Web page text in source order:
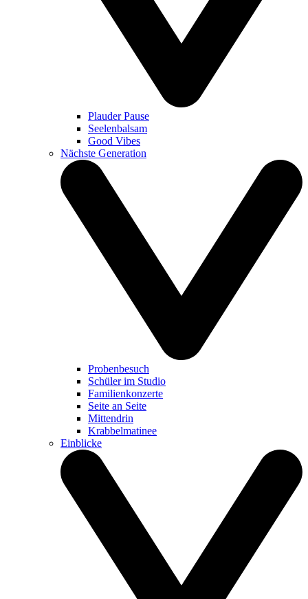
Plauder Pause
Seelenbalsam
Good Vibes
Nächste Generation
Probenbesuch
Schüler im Studio
Familienkonzerte
Seite an Seite
Mittendrin
Krabbelmatinee
Einblicke